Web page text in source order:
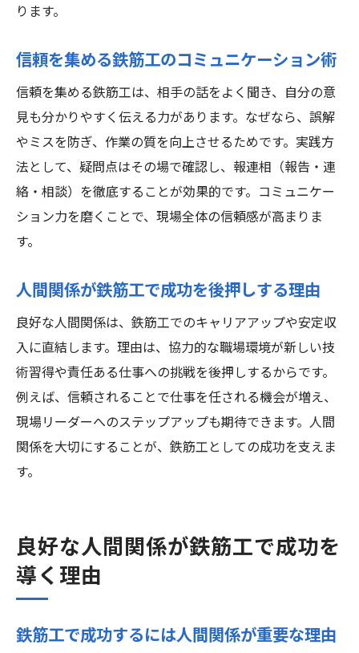
仲間との協力が鉄筋工のキャリア形成に直
結
茨城県守谷市の現場で人間関係を円滑に保つ方
法
鉄筋工で成功を導く現場での円滑な関係構
築
守谷市の現場で実践する会話や相談のテク
鉄筋工が現場で信頼を得るコミュニケーシ
ョン法
人間関係のトラブルを防ぐ鉄筋工の心配り
現場での協力体制が鉄筋工で成功に繋がる
理由
鉄筋工で成功するための問題解決力の身に
人間関係ストレスを減らす鉄筋工の日常習
慣
ストレス軽減が鉄筋工で成功を後押しする
ります。
信頼を集める鉄筋工のコミュニケーション術
信頼を集める鉄筋工は、相手の話をよく聞き、自分の意
見も分かりやすく伝える力があります。なぜなら、誤解
やミスを防ぎ、作業の質を向上させるためです。実践方
法として、疑問点はその場で確認し、報連相（報告・連
絡・相談）を徹底することが効果的です。コミュニケー
ション力を磨くことで、現場全体の信頼感が高まりま
す。
人間関係が鉄筋工で成功を後押しする理由
良好な人間関係は、鉄筋工でのキャリアアップや安定収
入に直結します。理由は、協力的な職場環境が新しい技
術習得や責任ある仕事への挑戦を後押しするからです。
例えば、信頼されることで仕事を任される機会が増え、
現場リーダーへのステップアップも期待できます。人間
関係を大切にすることが、鉄筋工としての成功を支えま
す。
良好な人間関係が鉄筋工で成功を
導く理由
鉄筋工で成功するには人間関係が重要な理由